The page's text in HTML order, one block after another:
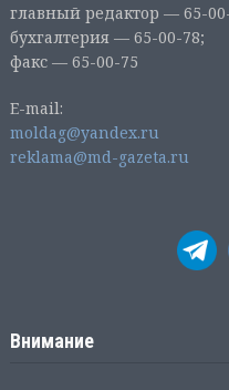
главный редактор — 65-
бухгалтерия — 65-00-78;
факс — 65-00-75
E-mail:
moldag@yandex.ru
reklama@md-gazeta.ru
Внимание